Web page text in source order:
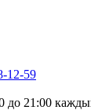
12-59
до 21:00